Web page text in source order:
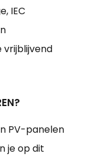
IEC
vrijblijvend
PV-panelen
je op dit